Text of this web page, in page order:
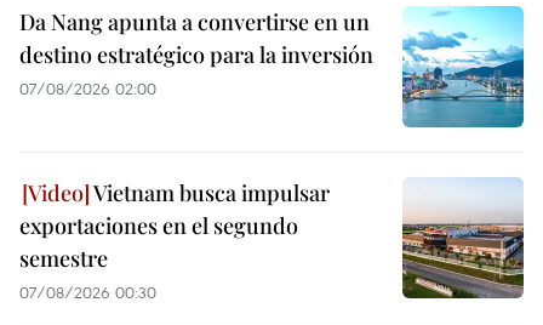
Da Nang apunta a convertirse en un
destino estratégico para la inversión
07/08/2026 02:00
Vietnam busca impulsar
exportaciones en el segundo
semestre
07/08/2026 00:30